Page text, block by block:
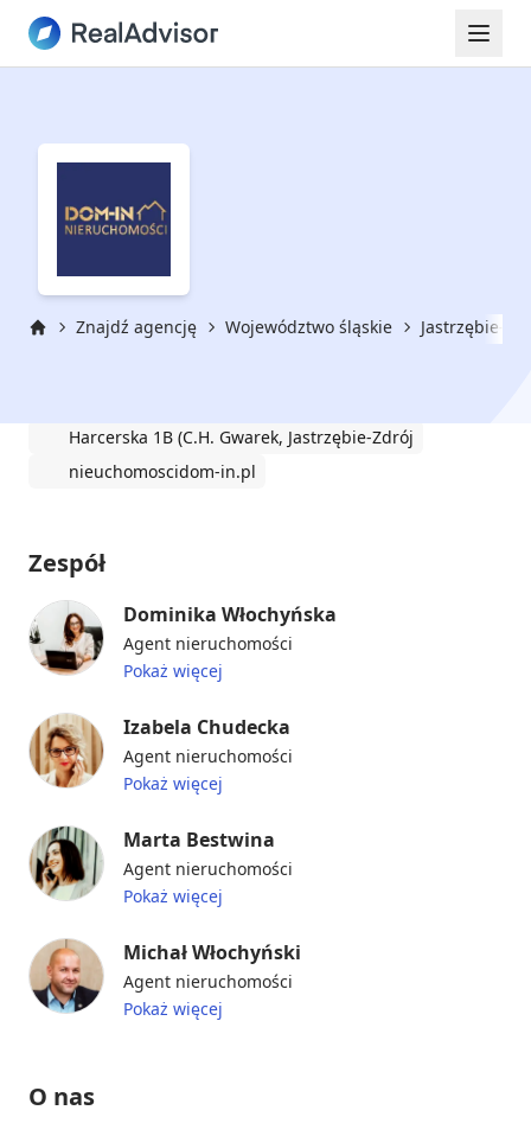
Znajdź agencję Województwo śląskie Jastrzębie-
Harcerska 1B (C.H. Gwarek, Jastrzębie-Zdrój
nieuchomoscidom-in.pl
Zespół
Dominika Włochyńska
Agent nieruchomości
Pokaż więcej
Izabela Chudecka
Agent nieruchomości
Pokaż więcej
Marta Bestwina
Agent nieruchomości
Pokaż więcej
Michał Włochyński
Agent nieruchomości
Pokaż więcej
O nas